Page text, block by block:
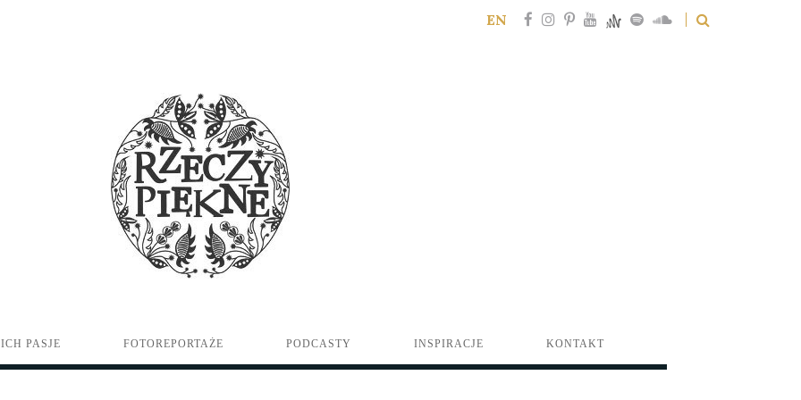
EN
PASJE FOTOREPORTAŻE PODCASTY INSPIRACJE KONTAKT